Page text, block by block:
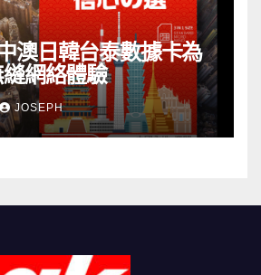
澳日韓台泰數據卡為
網絡體驗
JOSEPH